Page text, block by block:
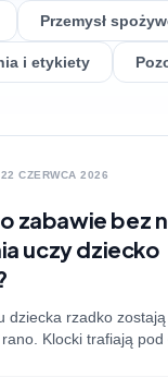
Przemysł
i etykiety
22 CZERWCA 2026
zabawie bez
uczy dziecko
dziecka rzadko
Klocki trafiają pod